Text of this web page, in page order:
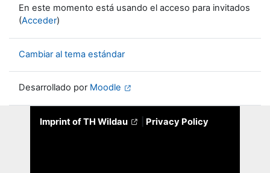
En este momento está usando el acceso para invitados
(Acceder)
Cambiar al tema estándar
Desarrollado por Moodle
Imprint of TH Wildau Privacy Policy